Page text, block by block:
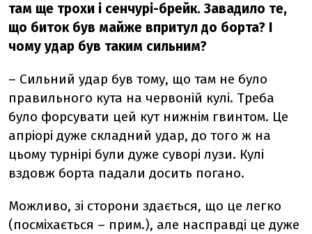
там ще трохи і сенчурі-брейк. Завадило те,
що биток був майже впритул до борта? І
чому удар був таким сильним?
– Сильний удар був тому, що там не було
правильного кута на червоній кулі. Треба
було форсувати цей кут нижнім гвинтом. Це
апріорі дуже складний удар, до того ж на
цьому турнірі були дуже суворі лузи. Кулі
вздовж борта падали досить погано.
Можливо, зі сторони здається, що це легко
(посміхається – прим.), але насправді це дуже